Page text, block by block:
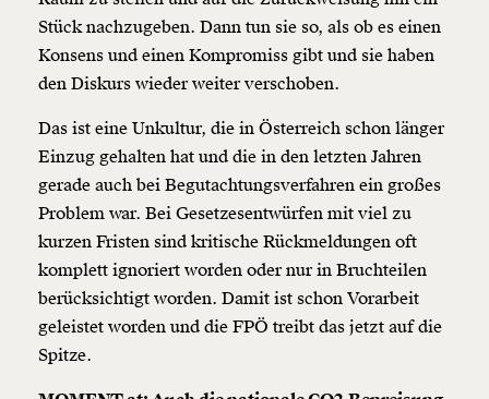
Stück nachzugeben. Dann tun sie so, als ob es einen
Konsens und einen Kompromiss gibt und sie haben
den Diskurs wieder weiter verschoben.
Das ist eine Unkultur, die in Österreich schon länger
Einzug gehalten hat und die in den letzten Jahren
gerade auch bei Begutachtungsverfahren ein großes
Problem war. Bei Gesetzesentwürfen mit viel zu
kurzen Fristen sind kritische Rückmeldungen oft
komplett ignoriert worden oder nur in Bruchteilen
berücksichtigt worden. Damit ist schon Vorarbeit
geleistet worden und die FPÖ treibt das jetzt auf die
Spitze.